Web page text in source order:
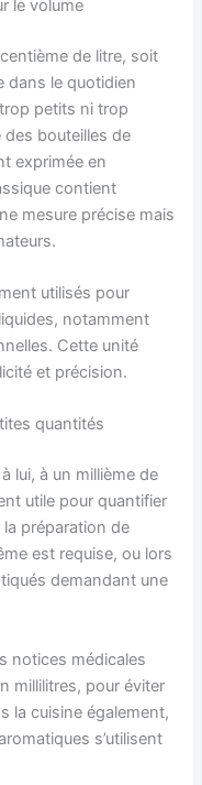
le volume
de litre, soit
dans le quotidien
petits ni trop
bouteilles de
exprimée en
contient
mesure précise mais
utilisés pour
notamment
Cette unité
et précision.
quantités
lui, à un millième de
utile pour quantifier
préparation de
est requise, ou lors
demandant une
notices médicales
millilitres, pour éviter
la cuisine également,
s’utilisent